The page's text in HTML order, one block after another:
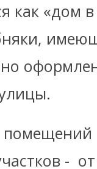
как «дом
-